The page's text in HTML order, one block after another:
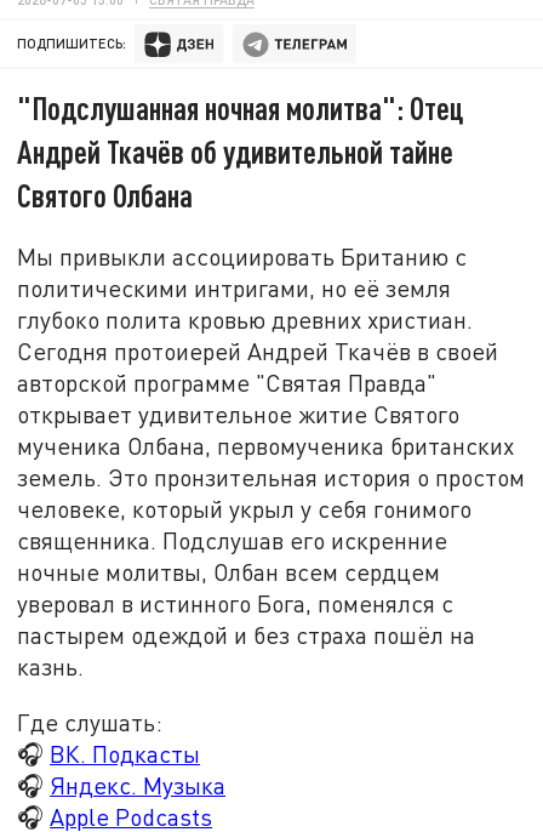
ПОДПИШИТЕСЬ:
"Подслушанная ночная молитва": Отец
Андрей Ткачёв об удивительной тайне
Святого Олбана
Мы привыкли ассоциировать Британию с
политическими интригами, но её земля
глубоко полита кровью древних христиан.
Сегодня протоиерей Андрей Ткачёв в своей
авторской программе "Святая Правда"
открывает удивительное житие Святого
мученика Олбана, первомученика британских
земель. Это пронзительная история о простом
человеке, который укрыл у себя гонимого
священника. Подслушав его искренние
ночные молитвы, Олбан всем сердцем
уверовал в истинного Бога, поменялся с
пастырем одеждой и без страха пошёл на
казнь.
Где слушать:
🎧 ВК. Подкасты
🎧 Яндекс. Музыка
🎧 Apple Podcasts